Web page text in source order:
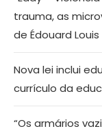
trauma, as
de Édouard Louis
Nova lei inclui
currículo da
“Os armários